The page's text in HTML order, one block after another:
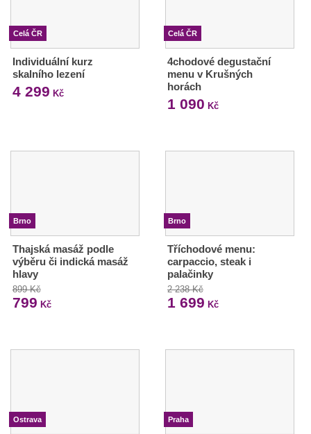
Celá ČR
Individuální kurz
skalního lezení
4 299 Kč
Celá ČR
4chodové degustační
menu v Krušných
horách
1 090 Kč
Brno
Thajská masáž podle
výběru či indická masáž
hlavy
899 Kč
799 Kč
Brno
Tříchodové menu:
carpaccio, steak i
palačinky
2 238 Kč
1 699 Kč
Ostrava Praha